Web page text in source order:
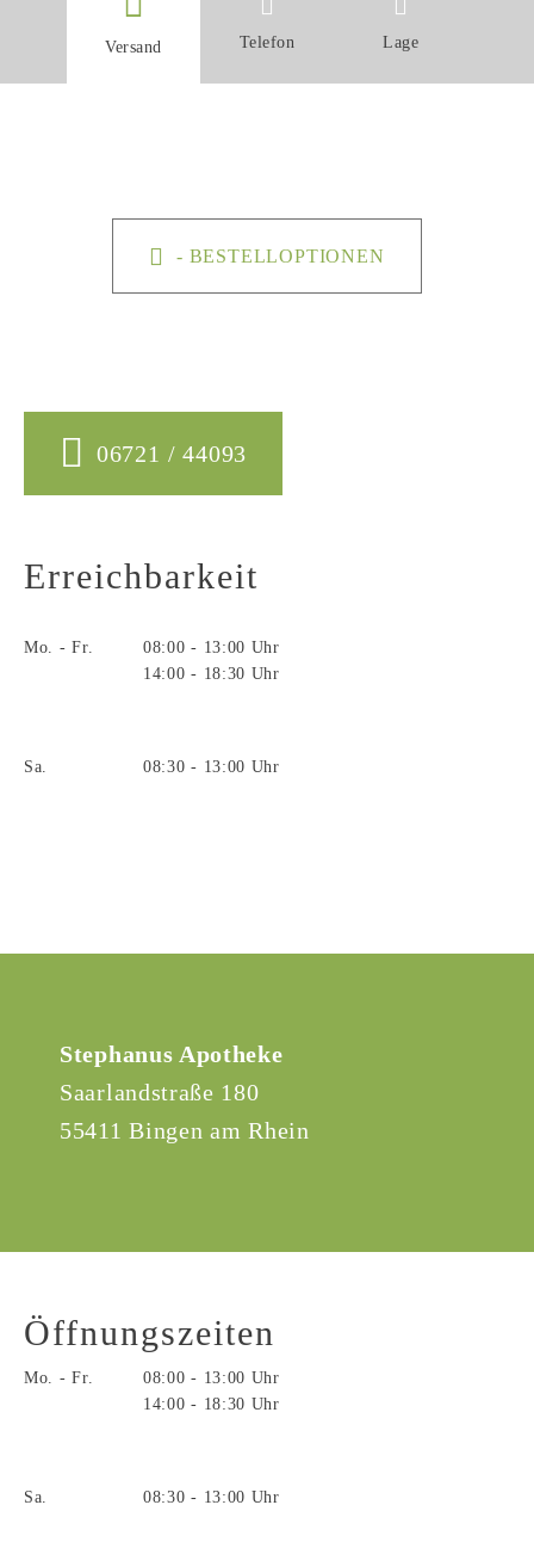
Versand Telefon Lage
- BESTELLOPTIONEN
06721 / 44093
Erreichbarkeit
Mo. - Fr.
08:00 - 13:00 Uhr
14:00 - 18:30 Uhr
Sa. 08:30 - 13:00 Uhr
Stephanus Apotheke
Saarlandstraße 180
55411 Bingen am Rhein
Öffnungszeiten
Mo. - Fr.
08:00 - 13:00 Uhr
14:00 - 18:30 Uhr
Sa. 08:30 - 13:00 Uhr